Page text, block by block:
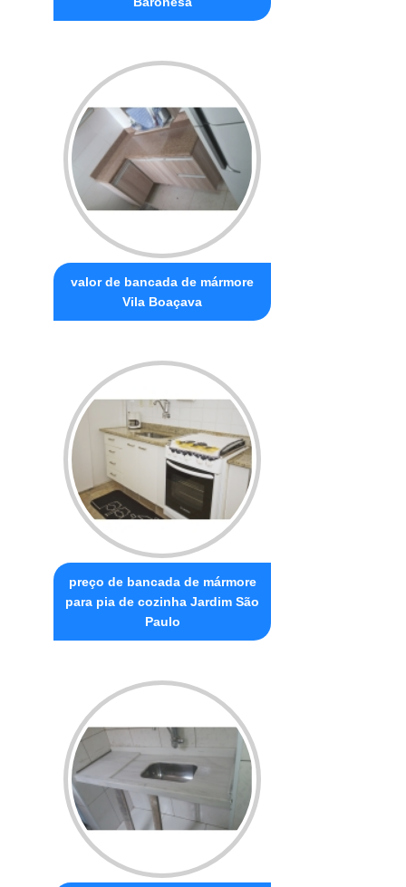
valor de bancada de mármore
Vila Boaçava
preço de bancada de mármore
para pia de cozinha Jardim São
Paulo